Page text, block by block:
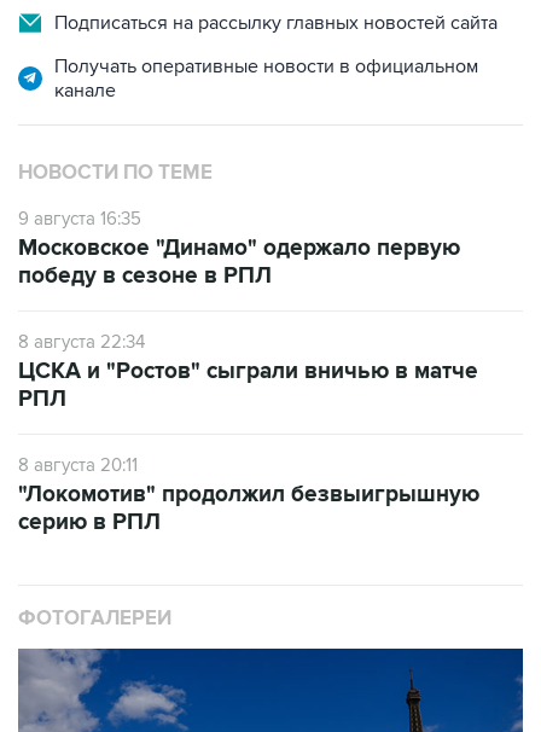
Подписаться на рассылку главных новостей сайта
Получать оперативные новости в официальном
канале
НОВОСТИ ПО ТЕМЕ
9 августа 16:35
Московское "Динамо" одержало первую
победу в сезоне в РПЛ
8 августа 22:34
ЦСКА и "Ростов" сыграли вничью в матче
РПЛ
8 августа 20:11
"Локомотив" продолжил безвыигрышную
серию в РПЛ
ФОТОГАЛЕРЕИ